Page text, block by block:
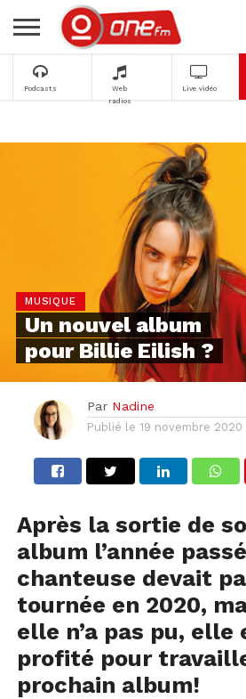
Podcasts
Web
radios
Live vidéo
MUSIQUE
Un nouvel album
pour Billie Eilish ?
Par Nadine
Publié le 19 novembre 2020
Après la sortie de
album l’année
chanteuse devait
tournée en 2020,
elle n’a pas pu, elle
profité pour
prochain album!